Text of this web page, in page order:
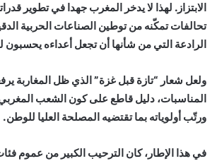
الابتزاز. لهذا لا يدخر المغرب جهدا في تطوير
تحالفات تمكّنه من توطين الصناعات الحربية
الرادعة التي من شأنها أن تجعل أعداءه
ولعل شعار “تازة قبل غزة” الذي ظل المغاربة
المناسبات، دليل قاطع على كون الشعب
ورتّب أولوياته بما تقتضيه المصلحة العليا للوطن.
في هذا الإطار، كان الترحيب الكبير من عموم